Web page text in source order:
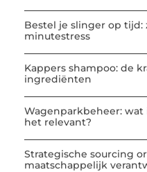
Bestel je slinger op tijd:
minutestress
Kappers shampoo: de
ingrediënten
Wagenparkbeheer:
het relevant?
Strategische sourcing
maatschappelijk